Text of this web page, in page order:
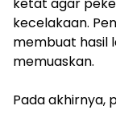
kecelakaan.
membuat hasil
memuaskan.
Pada akhirnya,